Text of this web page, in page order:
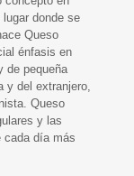
donde se
Queso
énfasis en
de pequeña
y del extranjero,
Queso
y las
cada día más